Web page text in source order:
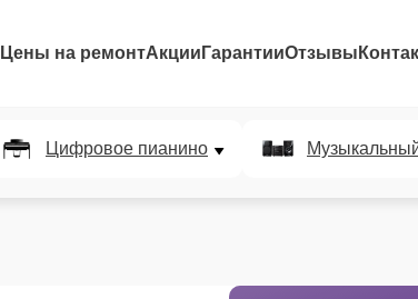
Цены на ремонтАкции ГарантииОтзывы
Цифровое пианино